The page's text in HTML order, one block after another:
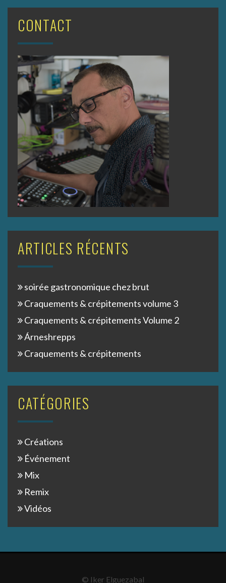
CONTACT
ARTICLES RÉCENTS
soirée gastronomique chez brut
Craquements & crépitements volume 3
Craquements & crépitements Volume 2
Árneshrepps
Craquements & crépitements
CATÉGORIES
Créations
Événement
Mix
Remix
Vidéos
© Iker Elguezabal